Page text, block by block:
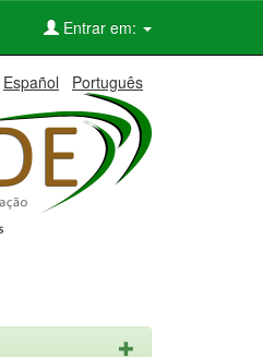
Entrar em:
Español Português